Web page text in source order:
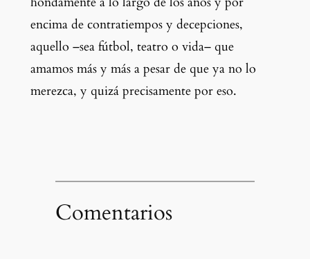
encima de contratiempos y decepciones,
aquello –sea fútbol, teatro o vida– que
amamos más y más a pesar de que ya no lo
merezca, y quizá precisamente por eso.
Comentarios